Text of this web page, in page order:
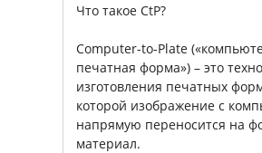
Что такое CtP?
Computer-to-Plate
печатная форма») – это
изготовления печатных
которой изображение с
напрямую переносится на
материал.